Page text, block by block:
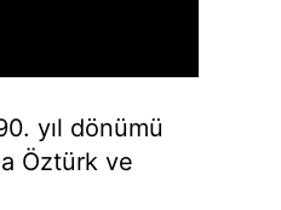
yıl dönümü
Öztürk ve